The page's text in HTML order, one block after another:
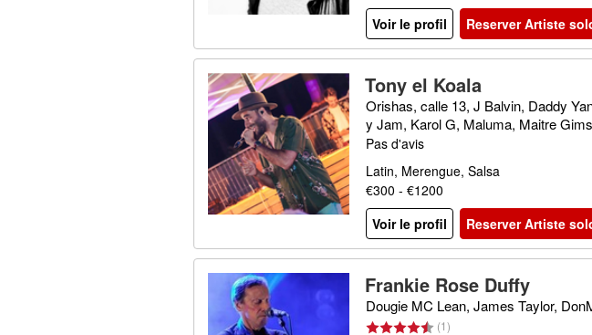
Voir le profil
Reserver Artiste
Tony el Koala
Orishas, calle 13, J Balvin, Daddy
y Jam, Karol G, Maluma, Maitre
Pas d'avis
Latin, Merengue, Salsa
€300 - €1200
Voir le profil
Reserver Artiste
Frankie Rose Duffy
Dougie MC Lean, James Taylor,
(1)